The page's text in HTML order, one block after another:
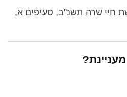
חיי שרה תשנ"ב, סעיפים א,